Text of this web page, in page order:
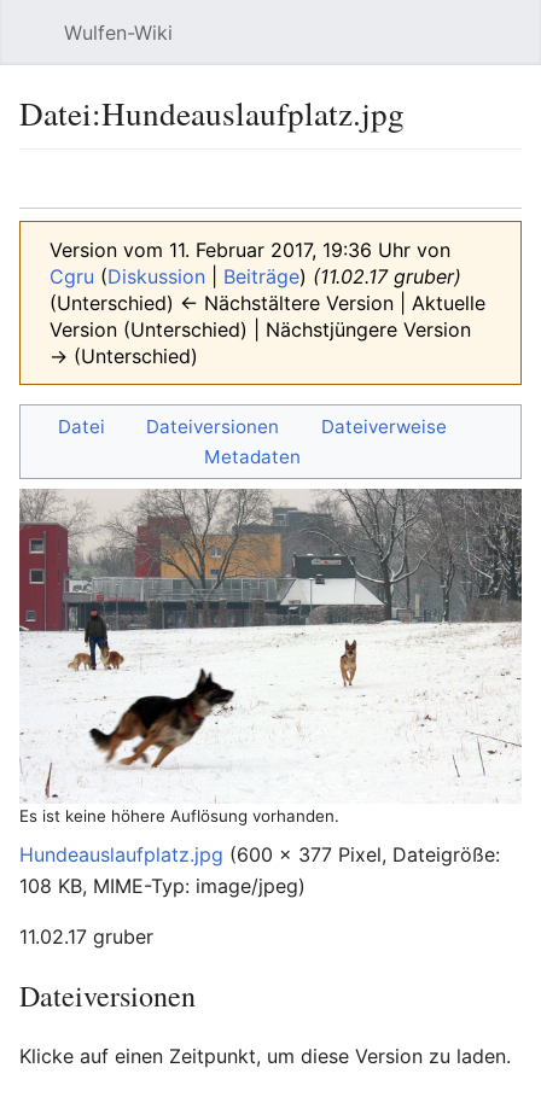
Wulfen-Wiki
Datei:Hundeauslaufplatz.jpg
Version vom 11. Februar 2017, 19:36 Uhr von
Cgru (Diskussion Beiträge) (11.02.17 gruber)
(Unterschied) ← Nächstältere Version | Aktuelle
Version (Unterschied) | Nächstjüngere Version
→ (Unterschied)
Datei Dateiversionen
Dateiverweise
Metadaten
Es ist keine höhere Auflösung vorhanden.
Hundeauslaufplatz.jpg (600 × 377 Pixel, Dateigröße:
108 KB, MIME-Typ: image/jpeg)
11.02.17 gruber
Dateiversionen
Klicke auf einen Zeitpunkt, um diese Version zu laden.